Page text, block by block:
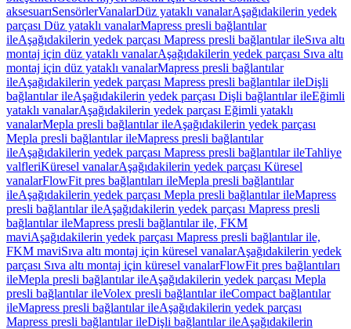
aksesuarıSensörlerVanalarDüz yataklı vanalarAşağıdakilerin yedek
parçası Düz yataklı vanalarMapress presli bağlantılar
ileAşağıdakilerin yedek parçası Mapress presli bağlantılar ileSıva altı
montaj için düz yataklı vanalarAşağıdakilerin yedek parçası Sıva altı
montaj için düz yataklı vanalarMapress presli bağlantılar
ileAşağıdakilerin yedek parçası Mapress presli bağlantılar ileDişli
bağlantılar ileAşağıdakilerin yedek parçası Dişli bağlantılar ileEğimli
yataklı vanalarAşağıdakilerin yedek parçası Eğimli yataklı
vanalarMepla presli bağlantılar ileAşağıdakilerin yedek parçası
Mepla presli bağlantılar ileMapress presli bağlantılar
ileAşağıdakilerin yedek parçası Mapress presli bağlantılar ileTahliye
valfleriKüresel vanalarAşağıdakilerin yedek parçası Küresel
vanalarFlowFit pres bağlantıları ileMepla presli bağlantılar
ileAşağıdakilerin yedek parçası Mepla presli bağlantılar ileMapress
presli bağlantılar ileAşağıdakilerin yedek parçası Mapress presli
bağlantılar ileMapress presli bağlantılar ile, FKM
maviAşağıdakilerin yedek parçası Mapress presli bağlantılar ile,
FKM maviSıva altı montaj için küresel vanalarAşağıdakilerin yedek
parçası Sıva altı montaj için küresel vanalarFlowFit pres bağlantıları
ileMepla presli bağlantılar ileAşağıdakilerin yedek parçası Mepla
presli bağlantılar ileVolex presli bağlantılar ileCompact bağlantılar
ileMapress presli bağlantılar ileAşağıdakilerin yedek parçası
Mapress presli bağlantılar ileDişli bağlantılar ileAşağıdakilerin